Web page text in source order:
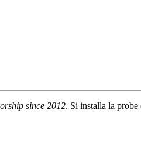
since 2012. Si installa la probe